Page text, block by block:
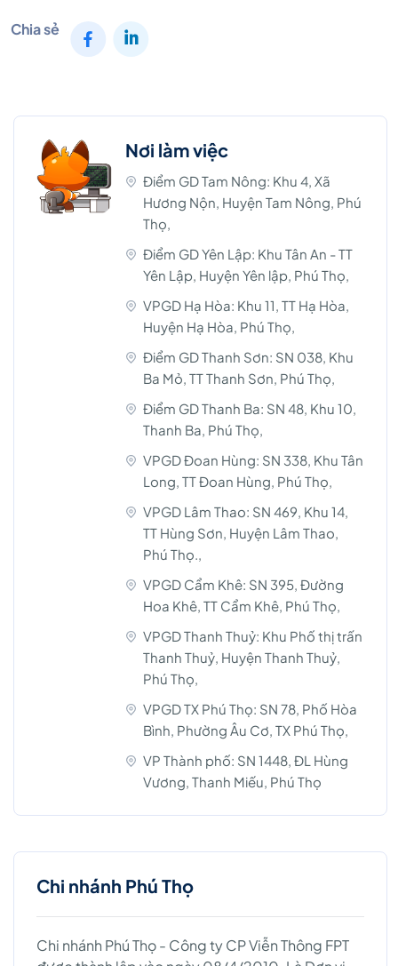
Chia sẻ
Nơi làm việc
Điểm GD Tam Nông: Khu 4, Xã
Hương Nộn, Huyện Tam Nông, Phú
Thọ,
Điểm GD Yên Lập: Khu Tân An - TT
Yên Lập, Huyện Yên lập, Phú Thọ,
VPGD Hạ Hòa: Khu 11, TT Hạ Hòa,
Huyện Hạ Hòa, Phú Thọ,
Điểm GD Thanh Sơn: SN 038, Khu
Ba Mỏ, TT Thanh Sơn, Phú Thọ,
Điểm GD Thanh Ba: SN 48, Khu 10,
Thanh Ba, Phú Thọ,
VPGD Đoan Hùng: SN 338, Khu Tân
Long, TT Đoan Hùng, Phú Thọ,
VPGD Lâm Thao: SN 469, Khu 14,
TT Hùng Sơn, Huyện Lâm Thao,
Phú Thọ.,
VPGD Cẩm Khê: SN 395, Đường
Hoa Khê, TT Cẩm Khê, Phú Thọ,
VPGD Thanh Thuỷ: Khu Phố thị trấn
Thanh Thuỷ, Huyện Thanh Thuỷ,
Phú Thọ,
VPGD TX Phú Thọ: SN 78, Phố Hòa
Bình, Phường Âu Cơ, TX Phú Thọ,
VP Thành phố: SN 1448, ĐL Hùng
Vương, Thanh Miếu, Phú Thọ
Chi nhánh Phú Thọ
Chi nhánh Phú Thọ - Công ty CP Viễn Thông FPT